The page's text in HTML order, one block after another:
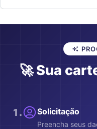
🚀 Sua
1 . Solicitação
Preencha seus